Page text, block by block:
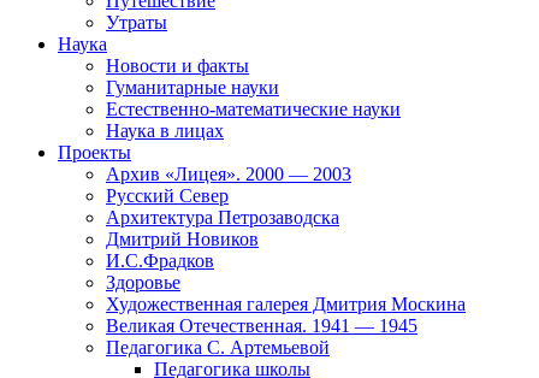
Утраты
Наука
Новости и факты
Гуманитарные науки
Естественно-математические науки
Наука в лицах
Проекты
Архив «Лицея». 2000 — 2003
Русский Север
Архитектура Петрозаводска
Дмитрий Новиков
И.С.Фрадков
Здоровье
Художественная галерея Дмитрия Москина
Великая Отечественная. 1941 — 1945
Педагогика С. Артемьевой
Педагогика школы